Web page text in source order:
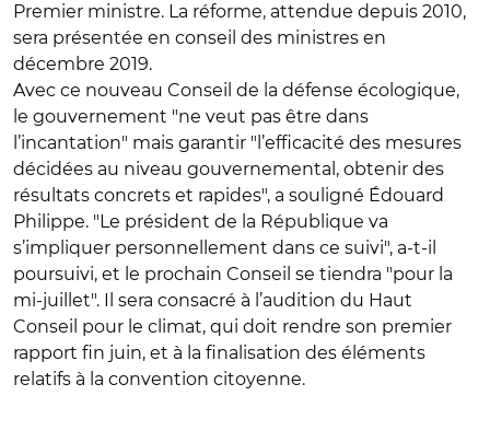
Premier ministre. La réforme, attendue depuis 2010,
sera présentée en conseil des ministres en
décembre 2019.
Avec ce nouveau Conseil de la défense écologique,
le gouvernement "ne veut pas être dans
l’incantation" mais garantir "l’efficacité des mesures
décidées au niveau gouvernemental, obtenir des
résultats concrets et rapides", a souligné Édouard
Philippe. "Le président de la République va
s’impliquer personnellement dans ce suivi", a-t-il
poursuivi, et le prochain Conseil se tiendra "pour la
mi-juillet". Il sera consacré à l’audition du Haut
Conseil pour le climat, qui doit rendre son premier
rapport fin juin, et à la finalisation des éléments
relatifs à la convention citoyenne.